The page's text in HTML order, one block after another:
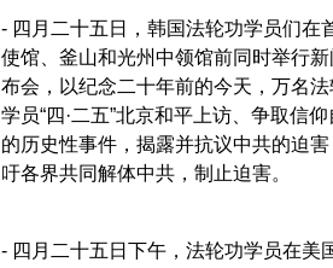
- 四月二十五日，韩国法轮功学员们在
使馆、釜山和光州中领馆前同时举行新
布会，以纪念二十年前的今天，万名法
学员“四·二五”北京和平上访、争取信仰
的历史性事件，揭露并抗议中共的迫害
吁各界共同解体中共，制止迫害。
- 四月二十五日下午，法轮功学员在美